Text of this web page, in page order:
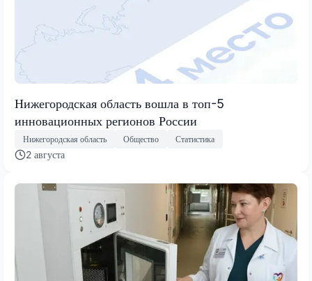
Нижегородская область вошла в топ-5
инновационных регионов России
Нижегородская область Общество Статистика
2 августа